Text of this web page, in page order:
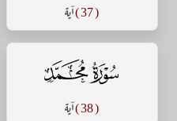
( 37 ) آية
سورة محمد
( 38 ) آية